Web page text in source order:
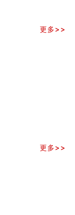
更多>>
更多>>